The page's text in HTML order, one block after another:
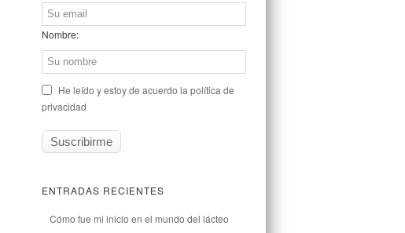
Nombre:
He leído y estoy de acuerdo la política de
privacidad
ENTRADAS RECIENTES
Cómo fue mi inicio en el mundo del lácteo